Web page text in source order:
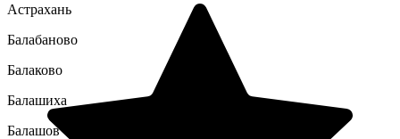
Астрахань
Балабаново
Балаково
Балашиха
Балашов